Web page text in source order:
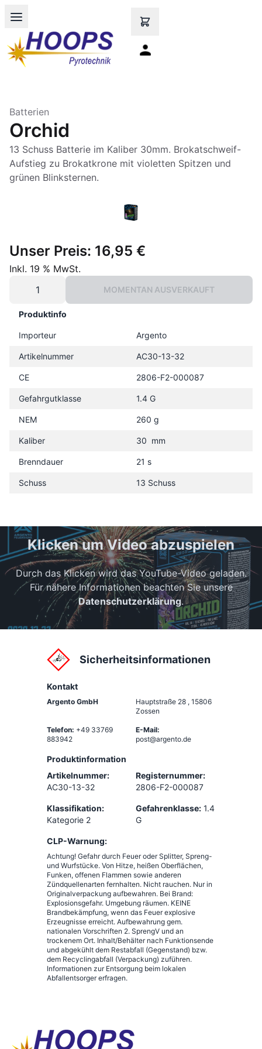
Open main menu
Batterien
Orchid
13 Schuss Batterie im Kaliber 30mm. Brokatschweif-
Aufstieg zu Brokatkrone mit violetten Spitzen und
Unser Preis: 16,95 €
Inkl. 19 % MwSt.
MOMENTAN AUSVERKAUFT
Produktinfo
Importeur Argento
Artikelnummer AC30-13-32
CE 2806-F2-000087
Gefahrgutklasse 1.4 G
NEM 260 g
Kaliber 30 mm
Brenndauer 21 s
Schuss 13 Schuss
Klicken um Video abzuspielen
Durch das Klicken wird das YouTube-Video geladen.
Für nähere Informationen beachten Sie unsere
Datenschutzerklärung.
Sicherheitsinformationen
Kontakt
Argento GmbH Hauptstraße 28 , 15806
Zossen
Telefon: +49 33769
883942
E-Mail:
post@argento.de
Produktinformation
Artikelnummer:
AC30-13-32
Registernummer:
2806-F2-000087
Klassifikation:
Kategorie 2
Gefahrenklasse: 1.4
G
CLP-Warnung:
Achtung! Gefahr durch Feuer oder Splitter, Spreng-
und Wurfstücke. Von Hitze, heißen Oberflächen,
Funken, offenen Flammen sowie anderen
Zündquellenarten fernhalten. Nicht rauchen. Nur in
Originalverpackung aufbewahren. Bei Brand:
Explosionsgefahr. Umgebung räumen. KEINE
Brandbekämpfung, wenn das Feuer explosive
Erzeugnisse erreicht. Aufbewahrung gem.
nationalen Vorschriften 2. SprengV und an
trockenem Ort. Inhalt/Behälter nach Funktionsende
und abgekühlt dem Restabfall (Gegenstand) bzw.
dem Recyclingabfall (Verpackung) zuführen.
Informationen zur Entsorgung beim lokalen
Abfallentsorger erfragen.